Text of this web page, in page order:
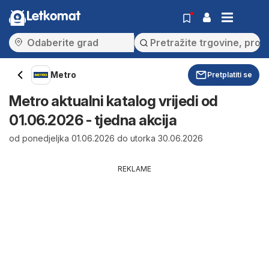
Letkomat
Metro Pretplatiti se
Metro aktualni katalog vrijedi od
01.06.2026 - tjedna akcija
od ponedjeljka 01.06.2026 do utorka 30.06.2026
REKLAME